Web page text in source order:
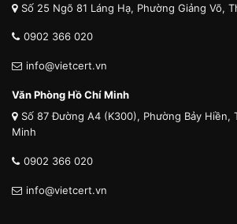
Số 25 Ngõ 81 Láng Hạ, Phường Giảng Võ,
0902 366 020
info@vietcert.vn
Văn Phòng Hồ Chí Minh
Số 87 Đường A4 (K300), Phường Bảy Hiền,
Minh
0902 366 020
info@vietcert.vn